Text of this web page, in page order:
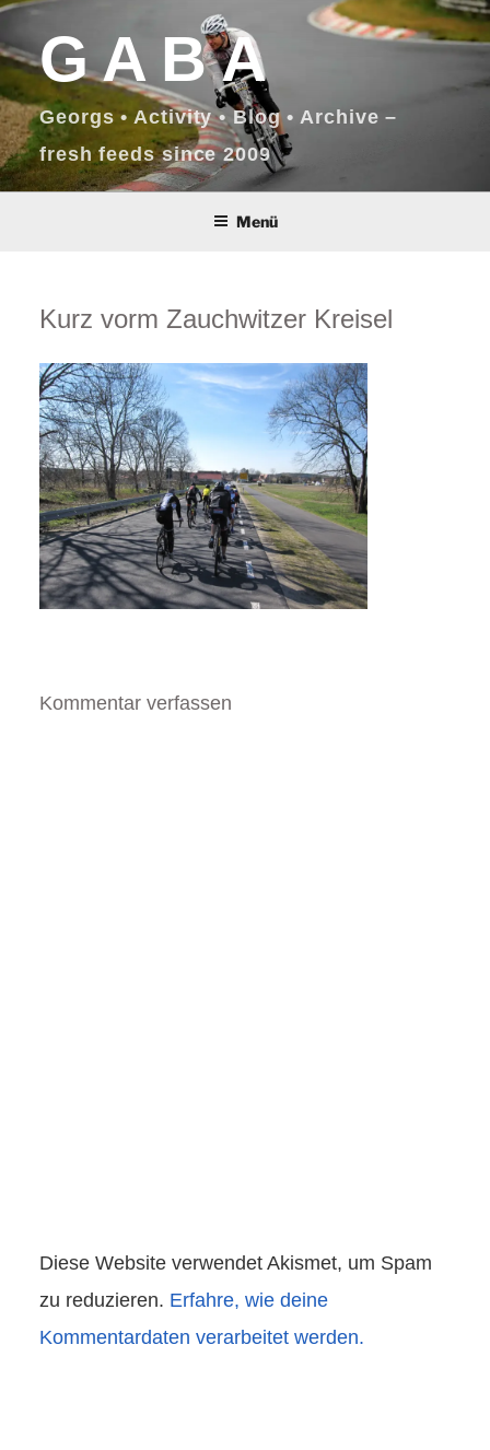
Zum
Inhalt
springenGABA
Georgs • Activity • Blog • Archive –
fresh feeds since 2009
Menü
Kurz vorm Zauchwitzer Kreisel
Kommentar verfassen
Diese Website verwendet Akismet, um Spam
zu reduzieren. Erfahre, wie deine
Kommentardaten verarbeitet werden.